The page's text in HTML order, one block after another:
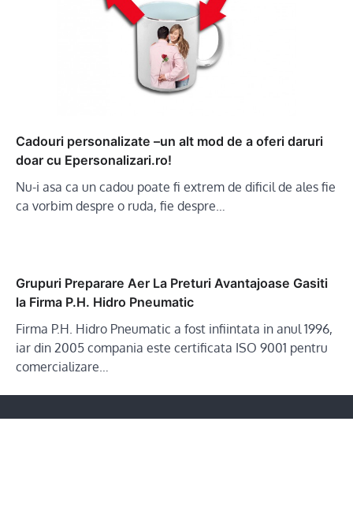
Cadouri personalizate –un alt mod de a oferi daruri
doar cu Epersonalizari.ro!
Nu-i asa ca un cadou poate fi extrem de dificil de ales fie
ca vorbim despre o ruda, fie despre…
Grupuri Preparare Aer La Preturi Avantajoase Gasiti
la Firma P.H. Hidro Pneumatic
Firma P.H. Hidro Pneumatic a fost infiintata in anul 1996,
iar din 2005 compania este certificata ISO 9001 pentru
comercializare…